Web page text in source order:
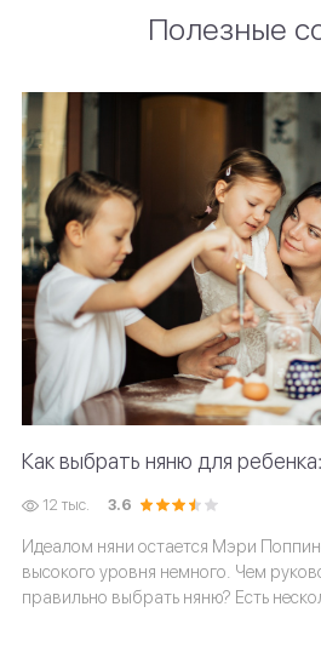
Полезные
Как выбрать няню для
12 тыс. 3.6
Идеалом няни остается Мэри
высокого уровня немного. Чем
правильно выбрать няню? Есть